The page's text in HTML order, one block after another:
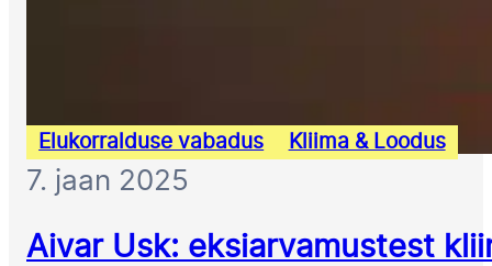
Elukorralduse vabadus Kliima & Loodus
7. jaan 2025
Aivar Usk: eksiarvamustest